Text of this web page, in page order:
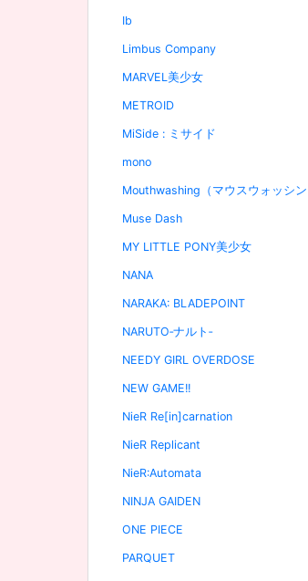
Ib
Limbus Company
MARVEL美少女
METROID
MiSide : ミサイド
mono
Mouthwashing（マウスウォッシン
Muse Dash
MY LITTLE PONY美少女
NANA
NARAKA: BLADEPOINT
NARUTO‐ナルト‐
NEEDY GIRL OVERDOSE
NEW GAME!!
NieR Re[in]carnation
NieR Replicant
NieR:Automata
NINJA GAIDEN
ONE PIECE
PARQUET